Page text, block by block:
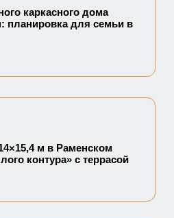
каркасного дома
планировка для семьи в
м в Раменском
контура» с террасой